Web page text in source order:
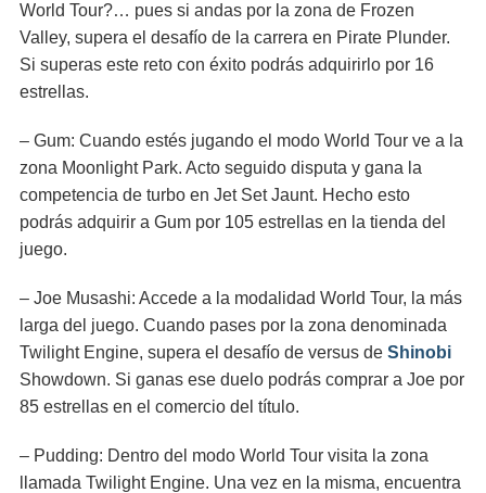
World Tour?… pues si andas por la zona de Frozen
Valley, supera el desafío de la carrera en Pirate Plunder.
Si superas este reto con éxito podrás adquirirlo por 16
estrellas.
– Gum: Cuando estés jugando el modo World Tour ve a la
zona Moonlight Park. Acto seguido disputa y gana la
competencia de turbo en Jet Set Jaunt. Hecho esto
podrás adquirir a Gum por 105 estrellas en la tienda del
juego.
– Joe Musashi: Accede a la modalidad World Tour, la más
larga del juego. Cuando pases por la zona denominada
Twilight Engine, supera el desafío de versus de Shinobi
Showdown. Si ganas ese duelo podrás comprar a Joe por
85 estrellas en el comercio del título.
– Pudding: Dentro del modo World Tour visita la zona
llamada Twilight Engine. Una vez en la misma, encuentra